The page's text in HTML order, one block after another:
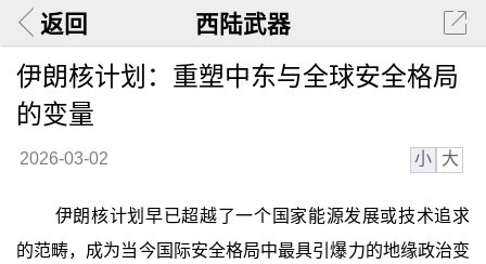
返回 西陆武器
伊朗核计划：重塑中东与全球安全格局
的变量
2026-03-02 小 大
伊朗核计划早已超越了一个国家能源发展或技术追求
的范畴，成为当今国际安全格局中最具引爆力的地缘政治变